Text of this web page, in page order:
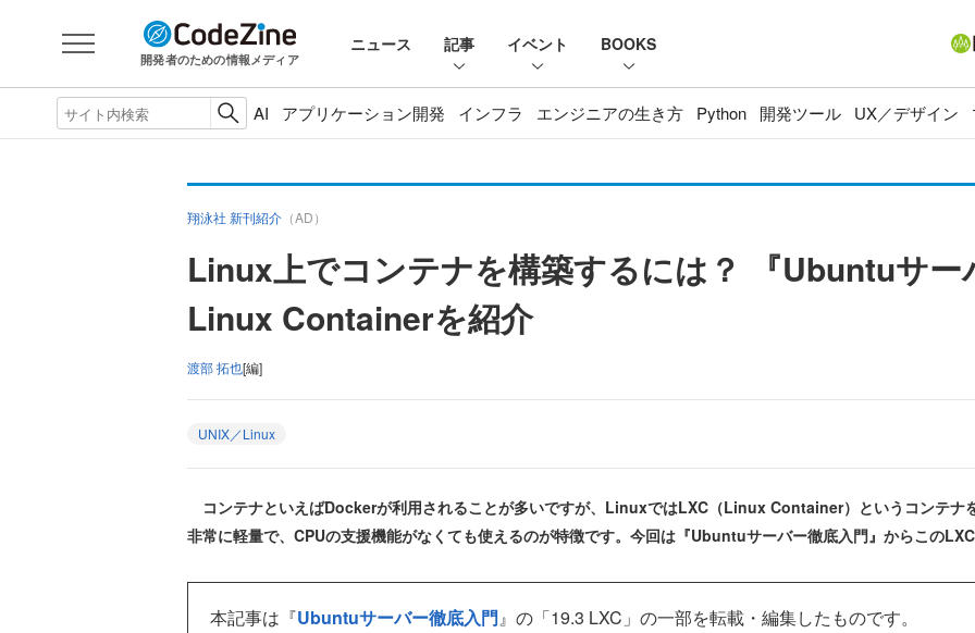
開発者のための情報メディア
ニュース 記事 イベント BOOKS
AI アプリケーション開発 インフラ エンジニアの生き方 Python 開発ツール UX／デザイン
翔泳社 新刊紹介 （AD）
Linux上でコンテナを構築するには？ 『Ubuntuサー
Linux Containerを紹介
渡部 拓也[編]
UNIX／Linux
コンテナといえばDockerが利用されることが多いですが、LinuxではLXC（Linux Container）というコンテナ
非常に軽量で、CPUの支援機能がなくても使えるのが特徴です。今回は『Ubuntuサーバー徹底入門』からこの
本記事は『Ubuntuサーバー徹底入門』の「19.3 LXC」の一部を転載・編集したものです。